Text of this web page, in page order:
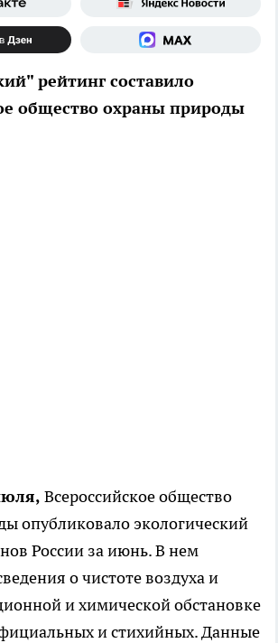
рейтинг составило
общество охраны природы
Всероссийское общество
опубликовало экологический
России за июнь. В нем
о чистоте воздуха и
и химической обстановке
и стихийных. Данные